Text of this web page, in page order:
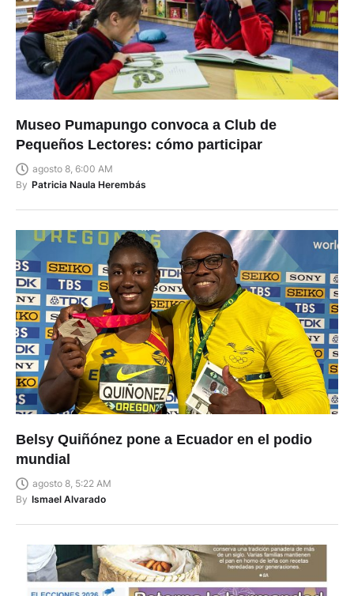
Museo Pumapungo convoca a Club de
Pequeños Lectores: cómo participar
agosto 8, 6:00 AM
By Patricia Naula Herembás
Belsy Quiñónez pone a Ecuador en el podio
mundial
agosto 8, 5:22 AM
By Ismael Alvarado